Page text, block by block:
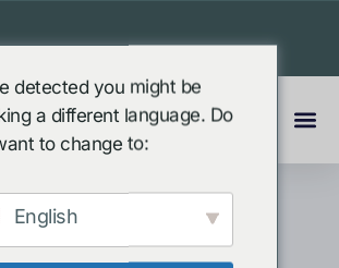
detected you might be
a different language. Do
to change to:
English